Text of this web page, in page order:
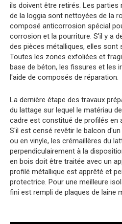
ils doivent être retirés. Les parties
de la loggia sont nettoyées de la
composé anticorrosion spécial
corrosion et la pourriture. S'il y a
des pièces métalliques, elles sont
Toutes les zones exfoliées et
base de béton, les fissures et les
l'aide de composés de réparation.
La dernière étape des travaux
du lattage sur lequel le matériau
cadre est constitué de profilés en
S'il est censé revêtir le balcon
ou en vinyle, les crémaillères du
perpendiculairement à la
en bois doit être traitée avec un
profilé métallique est apprêté et
protectrice. Pour une meilleure
fini est rempli de plaques de laine